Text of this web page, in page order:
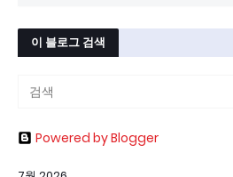
이 블로그 검색
Powered by Blogger